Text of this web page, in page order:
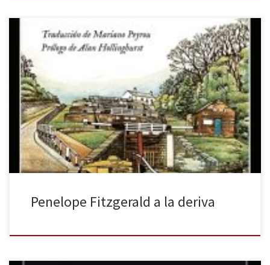
Escrita por Penelope Fitzgerald en 1979 justo un año después de
la publicación de La librería, famosa por la adaptación
cinematográfica de Isabel Coixet, esta novela con tintes
autobiográficos supuso la consagración de su autora. A la deriva
ganaba el Booker Prize de 1979 y el nombre de Penelope
Fitzgerald adquiría […]
Penelope Fitzgerald a la deriva